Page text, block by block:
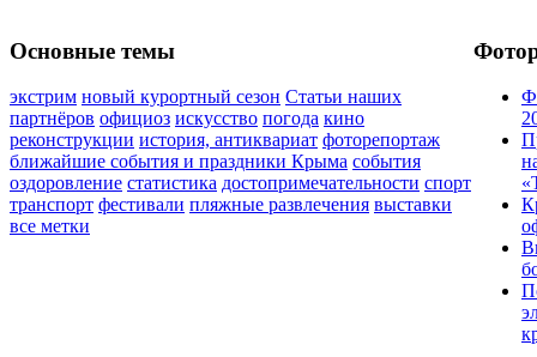
Основные темы
экстрим новый курортный сезон Статьи наших
партнёров официоз искусство погода кино
реконструкции история, антиквариат фоторепортаж
ближайшие события и праздники Крыма события
оздоровление статистика достопримечательности спорт
транспорт фестивали пляжные развлечения выставки
все метки